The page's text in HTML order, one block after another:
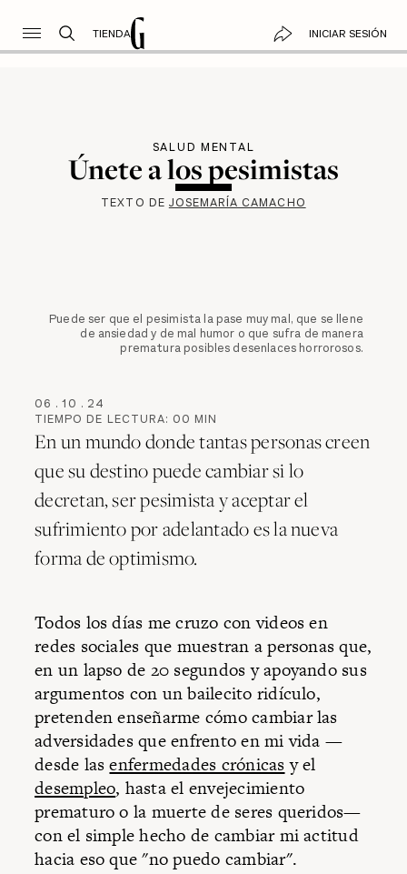
TIENDA INICIAR SESIÓN
SALUD MENTAL
Únete a los pesimistas
TEXTO DE JOSEMARÍA CAMACHO
Puede ser que el pesimista la pase muy mal, que se llene
de ansiedad y de mal humor o que sufra de manera
prematura posibles desenlaces horrorosos.
06 . 10 . 24
TIEMPO DE LECTURA: 00 MIN
En un mundo donde tantas personas creen
que su destino puede cambiar si lo
decretan, ser pesimista y aceptar el
sufrimiento por adelantado es la nueva
forma de optimismo.
Todos los días me cruzo con videos en
redes sociales que muestran a personas que,
en un lapso de 20 segundos y apoyando sus
argumentos con un bailecito ridículo,
pretenden enseñarme cómo cambiar las
adversidades que enfrento en mi vida —
desde lasenfermedades crónicasy el
desempleo, hasta el envejecimiento
prematuro o la muerte de seres queridos—
con el simple hecho de cambiar mi actitud
hacia eso que "no puedo cambiar".